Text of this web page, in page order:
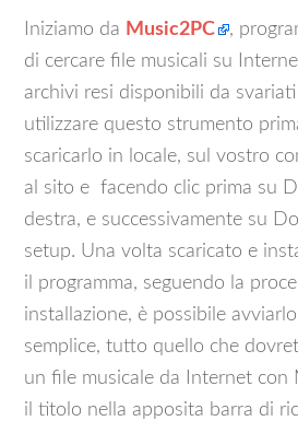
Iniziamo da Music2PC
,
di cercare file musicali su
archivi resi disponibili da
utilizzare questo strumento
scaricarlo in locale, sul vostro
al sito e facendo clic prima su
destra, e successivamente su
setup. Una volta scaricato e
il programma, seguendo la
installazione, è possibile
semplice, tutto quello che
un file musicale da Internet con
il titolo nella apposita barra di